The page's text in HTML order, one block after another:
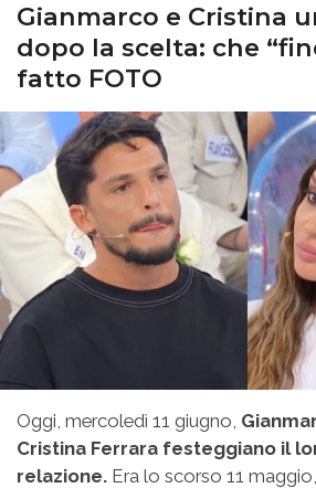
Gianmarco e Cristina
dopo la scelta: che
fatto FOTO
Oggi, mercoledì 11 giugno,
Cristina Ferrara festeggiano il
relazione. Era lo scorso 11